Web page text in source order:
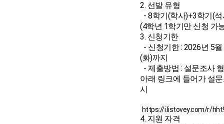
2. 선발 유형
- 8학기(학사)+3학기(
(4학년 1학기만 신청 가
3. 신청기한
- 신청기한 : 2026년 5
(화)까지
- 제출방법 : 설문조사
아래 링크에 들어가 설
시
https://i.listovey.com/r/
4. 지원 자격